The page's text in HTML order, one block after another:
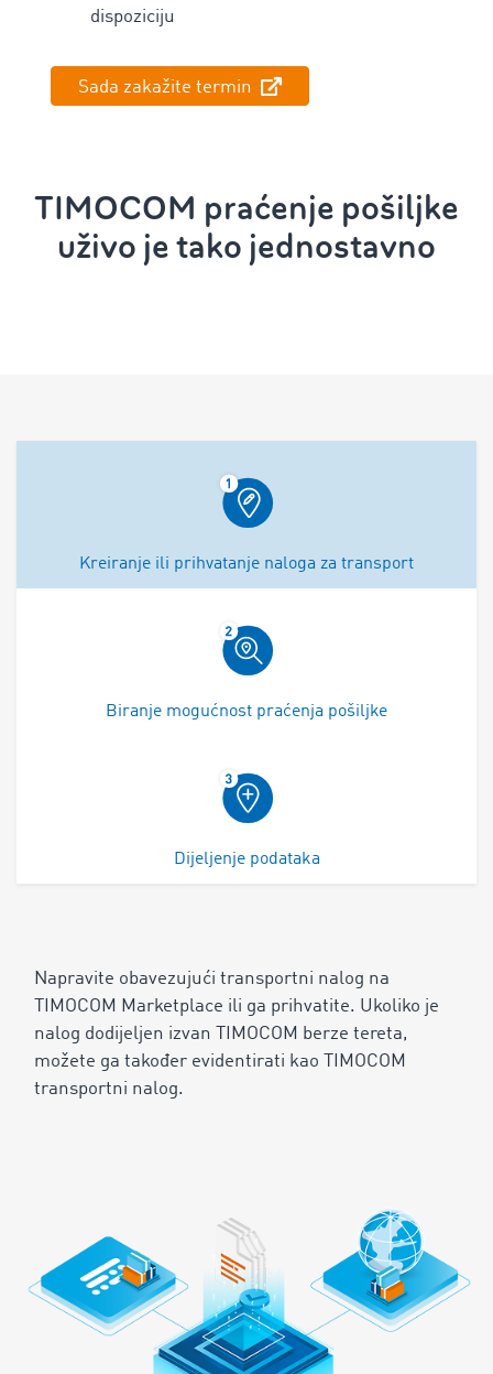
dispoziciju
Sada zakažite termin
TIMOCOM praćenje pošiljke
uživo je tako jednostavno
Kreiranje ili prihvatanje naloga za transport
Biranje mogućnost praćenja pošiljke
Dijeljenje podataka
Napravite obavezujući transportni nalog na
TIMOCOM Marketplace ili ga prihvatite. Ukoliko je
nalog dodijeljen izvan TIMOCOM berze tereta,
možete ga također evidentirati kao TIMOCOM
transportni nalog.